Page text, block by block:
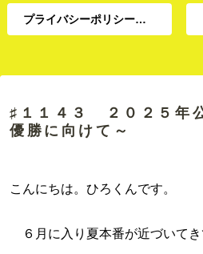
プライバシーポリシー、免責事項
♯１１４３ ２０２５年
優勝に向けて～
こんにちは。ひろくんです。
６月に入り夏本番が近づいてき